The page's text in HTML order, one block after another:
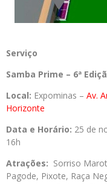
Serviço
Samba Prime – 6ª
Local: Expominas – Av.
Horizonte
Data e Horário: 25 de
16h
Atrações: Sorriso
Pagode, Pixote, Raça